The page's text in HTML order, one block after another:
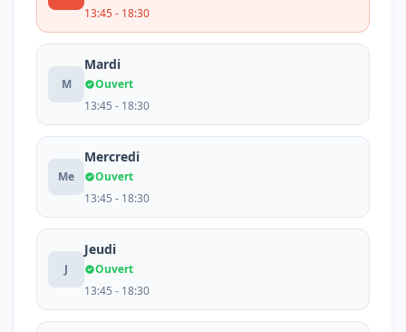
13:45 - 18:30
M
Mardi
Ouvert
13:45 - 18:30
Me
Mercredi
Ouvert
13:45 - 18:30
J
Jeudi
Ouvert
13:45 - 18:30